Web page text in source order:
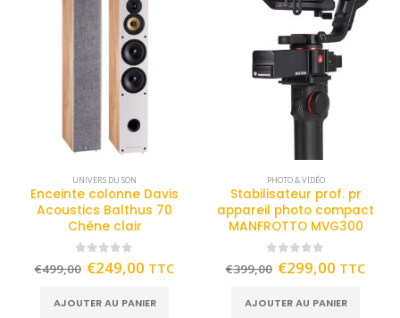
UNIVERS DU SON
Enceinte colonne Davis
Acoustics Balthus 70
Chêne clair
out of 5
€499,00 €249,00 TTC
AJOUTER AU PANIER
PHOTO & VIDÉO
Stabilisateur prof. pr
appareil photo compact
MANFROTTO MVG300
out of 5
€399,00 €299,00 TTC
AJOUTER AU PANIER